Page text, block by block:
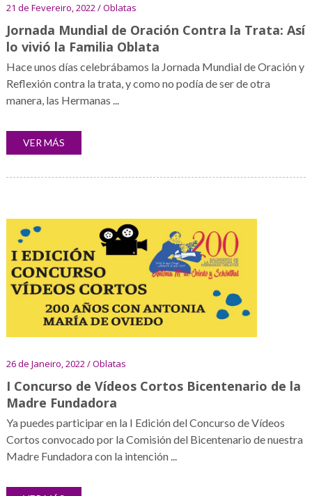
21 de Fevereiro, 2022 / Oblatas
Jornada Mundial de Oración Contra la Trata: Así
lo vivió la Familia Oblata
Hace unos días celebrábamos la Jornada Mundial de Oración y
Reflexión contra la trata, y como no podía de ser de otra
manera, las Hermanas ...
VER MÁS
26 de Janeiro, 2022 / Oblatas
I Concurso de Vídeos Cortos Bicentenario de la
Madre Fundadora
Ya puedes participar en la I Edición del Concurso de Vídeos
Cortos convocado por la Comisión del Bicentenario de nuestra
Madre Fundadora con la intención ...